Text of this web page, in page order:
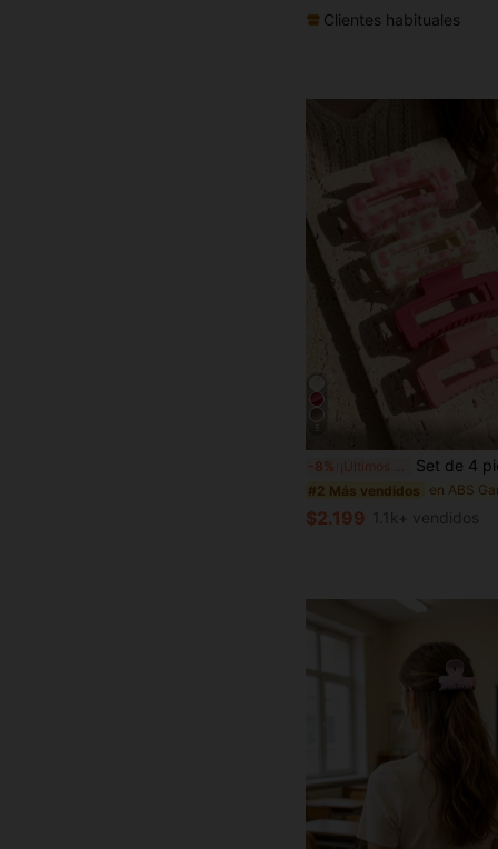
Clientes habituales
-8% ¡Últimos 2 días Set de 4 piezas de pinzas para el cabello y scrunchies con forma de corazón, color rosa
#2 Más vendidos
$2.199 1.1k+ vendidos